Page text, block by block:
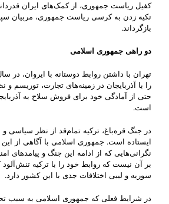
کفیل ریاست جمهوری، از کمک‌های ایران
تکیه زدن به کرسی ریاست جمهوری، مربیان
بازگرداند.
دو راهی جمهوری اسلامی
تهران با داشتن روابط دوستانه با ایروان، در
را با آذربایجان در زمینه‌های تجارت، توریسم
حتی از آمادگی خود برای فروش سلاح به
است.
در جنگ قره‌باغ، ترکیه تمام‌قد از نظر سیاسی
ایستاده است. جمهوری اسلامی با آگاهی از
نگرانی‌هایی که از ادامه این جنگ و پیامد‌های
بر آن نیست که روابط خود را با ترکیه تنش‌آلود
سوریه و لیبی اختلافات جدی با این کشور دارد.
در شرایط فعلی که جمهوری اسلامی به سبب